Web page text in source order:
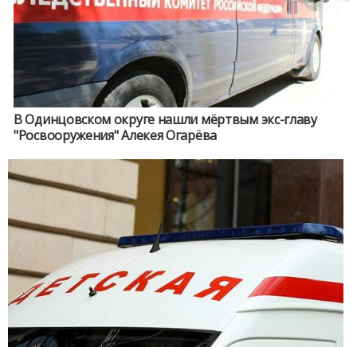
В Одинцовском округе нашли мёртвым экс-главу
"Росвооружения" Алекея Огарёва